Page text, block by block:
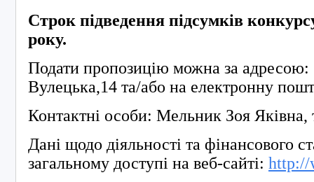
Строк підведення підсумків
року.
Подати пропозицію можна за адресою:
Вулецька,14 та/або на електронну
Контактні особи: Мельник Зоя Яківна,
Дані щодо діяльності та фінансового
загальному доступі на веб-сайті: http://